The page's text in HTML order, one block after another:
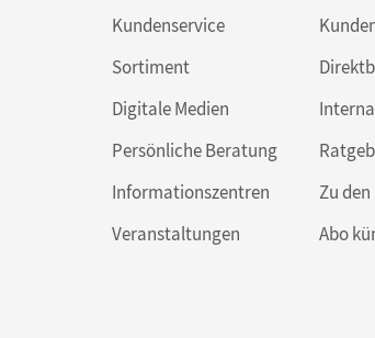
Kundenservice
Sortiment
Digitale Medien
Persönliche Beratung
Informationszentren
Veranstaltungen
Zu
Abo